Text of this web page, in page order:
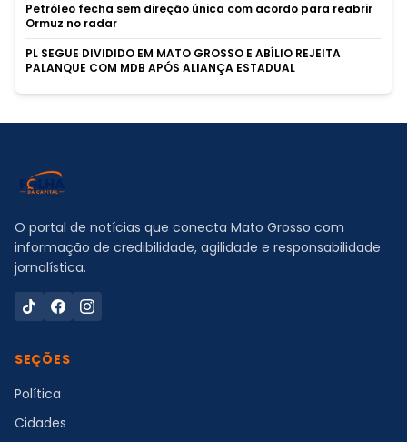
Petróleo fecha sem direção única com acordo para reabrir
Ormuz no radar
PL SEGUE DIVIDIDO EM MATO GROSSO E ABÍLIO REJEITA
PALANQUE COM MDB APÓS ALIANÇA ESTADUAL
O portal de notícias que conecta Mato Grosso com
informação de credibilidade, agilidade e responsabilidade
jornalística.
SEÇÕES
Política
Cidades